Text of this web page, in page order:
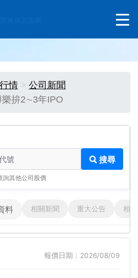
情
公司新聞
拚2∼3年IPO
搜尋
詢其他公司股價
料 相關新聞 重大公告 相
報價日期：2026/08/09